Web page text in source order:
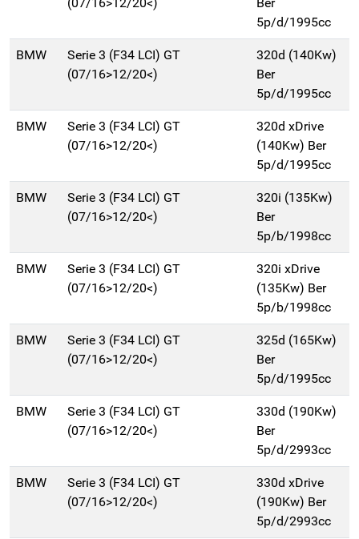
5p/d/1995cc
BMW
Serie 3 (F34 LCI) GT
(07/16>12/20<)
320d (140Kw)
Ber
5p/d/1995cc
BMW
Serie 3 (F34 LCI) GT
(07/16>12/20<)
320d xDrive
(140Kw) Ber
5p/d/1995cc
BMW
Serie 3 (F34 LCI) GT
(07/16>12/20<)
320i (135Kw)
Ber
5p/b/1998cc
BMW
Serie 3 (F34 LCI) GT
(07/16>12/20<)
320i xDrive
(135Kw) Ber
5p/b/1998cc
BMW
Serie 3 (F34 LCI) GT
(07/16>12/20<)
325d (165Kw)
Ber
5p/d/1995cc
BMW
Serie 3 (F34 LCI) GT
(07/16>12/20<)
330d (190Kw)
Ber
5p/d/2993cc
BMW
Serie 3 (F34 LCI) GT
(07/16>12/20<)
330d xDrive
(190Kw) Ber
5p/d/2993cc